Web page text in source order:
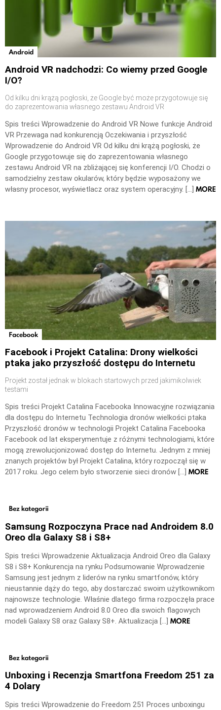
Android
Android VR nadchodzi: Co wiemy przed Google
I/O?
Od kilku dni krążą pogłoski, że Google być może przygotowuje się
do zaprezentowania własnego zestawu Android VR
Spis treści Wprowadzenie do Android VR Nowe funkcje Android
VR Przewaga nad konkurencją Oczekiwania i przyszłość
Wprowadzenie do Android VR Od kilku dni krążą pogłoski, że
Google przygotowuje się do zaprezentowania własnego
zestawu Android VR na zbliżającej się konferencji I/O. Chodzi o
samodzielny zestaw okularów, który będzie wyposażony we
własny procesor, wyświetlacz oraz system operacyjny. […] MORE
Facebook
Facebook i Projekt Catalina: Drony wielkości
ptaka jako przyszłość dostępu do Internetu
Projekt został jednak w blokach startowych przed jakimikolwiek
testami
Spis treści Projekt Catalina Facebooka Innowacyjne rozwiązania
dla dostępu do Internetu Technologia dronów wielkości ptaka
Przyszłość dronów w technologii Projekt Catalina Facebooka
Facebook od lat eksperymentuje z różnymi technologiami, które
mogą zrewolucjonizować dostęp do Internetu. Jednym z mniej
znanych projektów był Projekt Catalina, który rozpoczął się w
2017 roku. Jego celem było stworzenie sieci dronów […] MORE
Bez kategorii
Samsung Rozpoczyna Prace nad Androidem 8.0
Oreo dla Galaxy S8 i S8+
Spis treści Wprowadzenie Aktualizacja Android Oreo dla Galaxy
S8 i S8+ Konkurencja na rynku Podsumowanie Wprowadzenie
Samsung jest jednym z liderów na rynku smartfonów, który
nieustannie dąży do tego, aby dostarczać swoim użytkownikom
najnowsze technologie. Właśnie dlatego firma rozpoczęła prace
nad wprowadzeniem Android 8.0 Oreo dla swoich flagowych
modeli Galaxy S8 oraz Galaxy S8+. Aktualizacja […] MORE
Bez kategorii
Unboxing i Recenzja Smartfona Freedom 251 za
4 Dolary
Spis treści Wprowadzenie do Freedom 251 Proces unboxingu